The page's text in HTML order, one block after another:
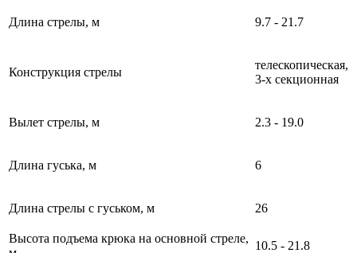
Длина стрелы, м 9.7 - 21.7
Конструкция стрелы
телескопическая,
3-х секционная
Вылет стрелы, м 2.3 - 19.0
Длина гуська, м 6
Длина стрелы с гуськом, м 26
Высота подъема крюка на основной стреле,
10.5 - 21.8